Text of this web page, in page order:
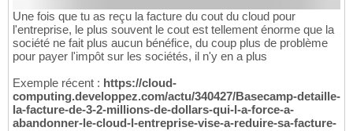
Une fois que tu as reçu la facture du cout du cloud pour
l'entreprise, le plus souvent le cout est tellement énorme que la
société ne fait plus aucun bénéfice, du coup plus de problème
pour payer l'impôt sur les sociétés, il n'y en a plus
Exemple récent : https://cloud-
computing.developpez.com/actu/340427/Basecamp-detaille-
la-facture-de-3-2-millions-de-dollars-qui-l-a-force-a-
abandonner-le-cloud-l-entreprise-vise-a-reduire-sa-facture-